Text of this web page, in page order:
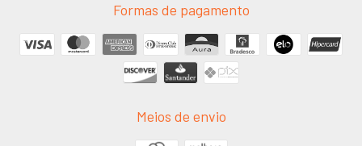
Formas de pagamento
Meios de envio